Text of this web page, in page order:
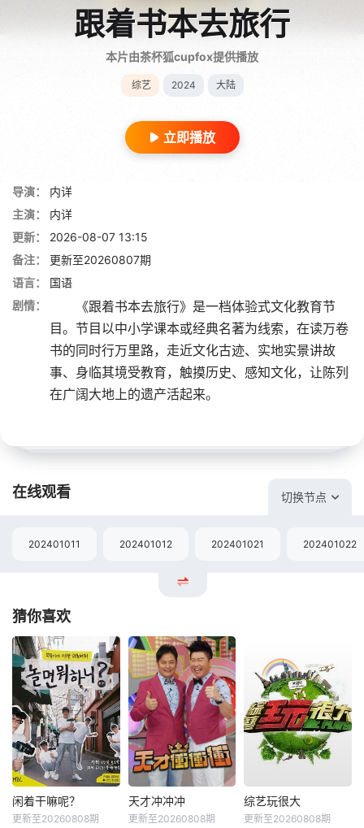
跟着书本去旅行
本片由茶杯狐cupfox提供播放
综艺 2024 大陆
立即播放
导演：
内详
主演：
内详
更新：
2026-08-07 13:15
备注：
更新至20260807期
语言：
国语
剧情：
《跟着书本去旅行》是一档体验式文化教育节
目。节目以中小学课本或经典名著为线索，在读万卷
书的同时行万里路，走近文化古迹、实地实景讲故
事、身临其境受教育，触摸历史、感知文化，让陈列
在广阔大地上的遗产活起来。
在线观看 切换节点
202401011 202401012 202401021 202401022
猜你喜欢
闲着干嘛呢？
更新至20260808期
天才冲冲冲
更新至20260808期
综艺玩很大
更新至20260808期